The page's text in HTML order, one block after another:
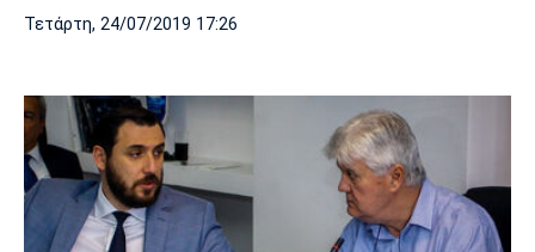
Τετάρτη, 24/07/2019 17:26